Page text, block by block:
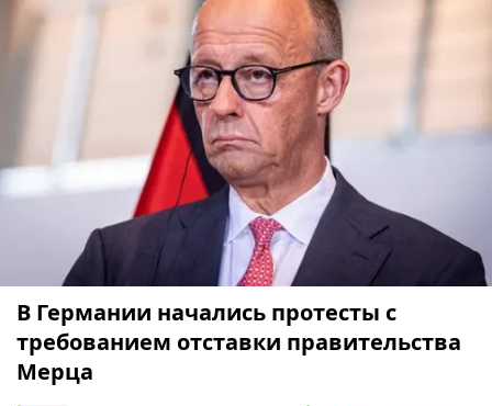
В Германии начались протесты с
требованием отставки правительства
Мерца